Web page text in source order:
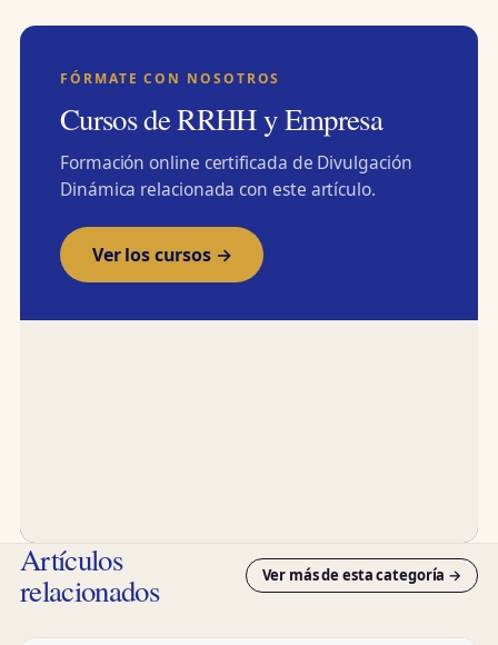
FÓRMATE CON NOSOTROS
Cursos de RRHH y Empresa
Formación online certificada de Divulgación
Dinámica relacionada con este artículo.
Ver los cursos →
Artículos
relacionados Ver más de esta categoría →